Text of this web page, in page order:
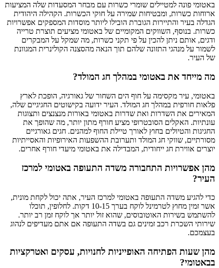
באטומי פונה למטיילים שומרי כשרות עם מבחר המסעדות שלה המציעות
ארוחות כשרות, ומבטיחות שמירה על חוקי הכשרות. הקהילה היהודית
הגדלה בעיר והתיירות הגוברת הובילו ליותר מוסדות המספקים אפשרויות
כשרות. בנוסף, השווקים המקומיים של באטומי מציעים תוצרת טרייה
ודגים, אותם ניתן להכין על פי תקני כשרות, מה שמקל על המבקרים
לשמור על מנהגי התזונה שלהם תוך הנאה מהסצנה הקולינרית המגוונת
של העיר.
מה מייחד את באטומי במהלך חג המולד?
באטומי, עיר מקסימה על חוף הים השחור של גאורגיה, הופכת לארץ
פלאות חורפית במהלך חג המולד. העיר ידועה בקישוטים החגיגיים שלה,
המאירים את השדרות ואת שדרות באטומי באורות מנצנצים ותצוגות
עונתיות. האקלים הסובטרופי מציע חורף מתון יותר, מה שהופך את
החגיגות והטיולים בחוץ לאורך טיילת החוף למהנים. חגים גאורגיים
מסורתיים, שווקי חג המולד ותערובת ההשפעות האירופיות והאסייתיות
יוצרים אווירת חג ייחודית, המבדילה את באטומי מיעדי חורף אחרים.
מהן אפשרויות התחבורה משדה התעופה באטומי למרכז
העיר?
כדי להגיע משדה התעופה באטומי למרכז העיר, אתה יכול לקחת מונית,
אשר זמין מחוץ לטרמינל לוקח בערך 10-15 דקות. לחלופין, תוכלו
להשתמש בשירות האוטובוסים, שהוא זול יותר אך לוקח זמן רב יותר.
שירותי השכרת רכב זמינים גם בשדה התעופה אם אתם מעדיפים לנהוג
בעצמכם.
מהן שעות הפתיחה האופייניות לחנויות, עסקים ואטרקציות
בבאטומי?